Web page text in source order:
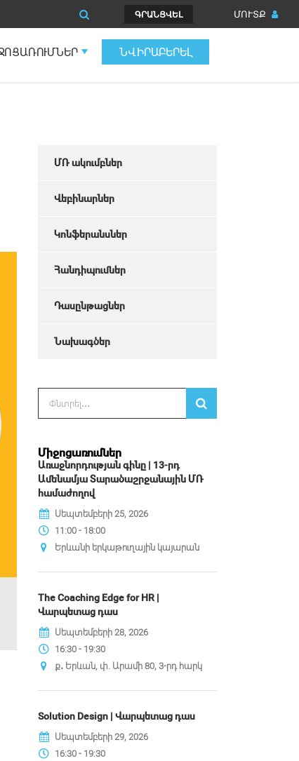
ՄՈՒՏՔ
ԳՐԱՆՑՎԵԼ
ՆՎԻՐԱԲԵՐԵԼ
ՄՌ ակումբներ
Վեբինարներ
Կոնֆերանսներ
Հանդիպումներ
Դասընթացներ
Նախագծեր
Միջոցառումներ
Առաջնորդության գինը | 13-րդ
Ամենամյա Տարածաշրջանային ՄՌ
համաժողով
Սեպտեմբերի 25, 2026
11:00 - 18:00
Երևանի երկաթուղային կայարան
The Coaching Edge for HR |
Վարպետաց դաս
Սեպտեմբերի 28, 2026
16:30 - 19:30
ք․ Երևան, փ. Արամի 80, 3-րդ հարկ
Solution Design | Վարպետաց դաս
Սեպտեմբերի 29, 2026
16:30 - 19:30